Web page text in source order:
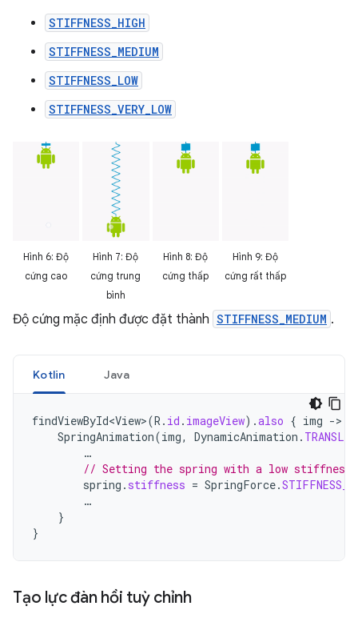
STIFFNESS_HIGH
STIFFNESS_MEDIUM
STIFFNESS_LOW
STIFFNESS_VERY_LOW
Hình 6: Độ
cứng cao
Hình 7: Độ
cứng trung
bình
Hình 8: Độ
cứng thấp
Hình 9: Độ
cứng rất thấp
Độ cứng mặc định được đặt thành STIFFNESS_MEDIUM .
Kotlin Java
findViewById<View>(R . id . imageView).also { img -
SpringAnimation(img, DynamicAnimation .
…
// Setting the spring with a low stiffness.
spring . stiffness = SpringForce.
…
}
}
Tạo lực đàn hồi tuỳ chỉnh